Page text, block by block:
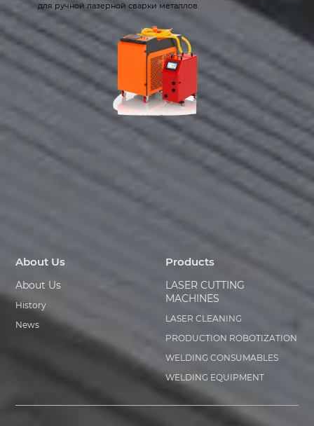
для ручной лазерной сварки металлов.
About Us
About Us
History
News
Products
LASER CUTTING
MACHINES
LASER CLEANING
PRODUCTION ROBOTIZATION
WELDING CONSUMABLES
WELDING EQUIPMENT